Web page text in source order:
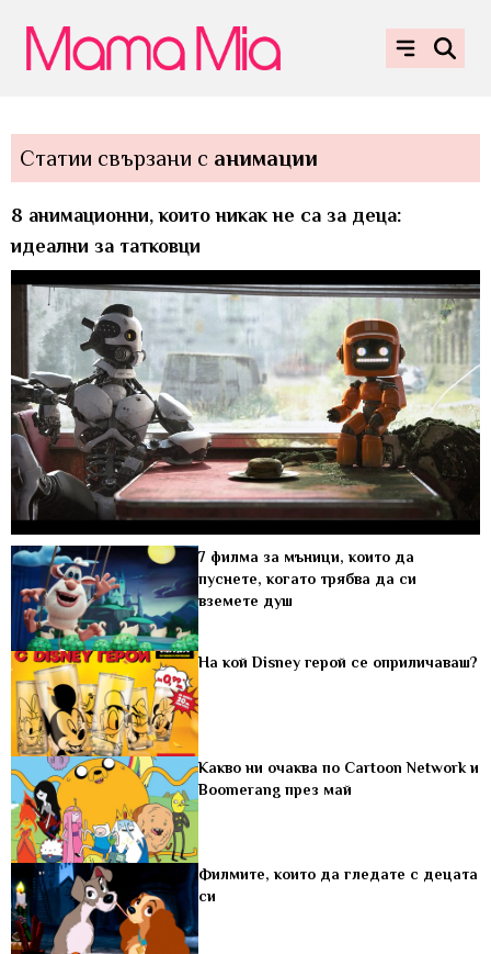
Статии свързани с анимации
8 анимационни, които никак не са за деца:
идеални за татковци
7 филма за мъници, които да
пуснете, когато трябва да си
вземете душ
На кой Disney герой се оприличаваш?
Какво ни очаква по Cartoon Network и
Boomerang през май
Филмите, които да гледате с децата
си